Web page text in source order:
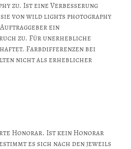
zu. Ist eine Verbesserung
von wild lights photography
ein
zu. Für unerhebliche
Farbdifferenzen bei
nicht als erheblicher
Honorar. Ist kein Honorar
es sich nach den jeweils